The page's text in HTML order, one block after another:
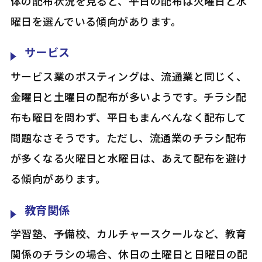
曜日を選んでいる傾向があります。
サービス
サービス業のポスティングは、流通業と同じく、
金曜日と土曜日の配布が多いようです。チラシ配
布も曜日を問わず、平日もまんべんなく配布して
問題なさそうです。ただし、流通業のチラシ配布
が多くなる火曜日と水曜日は、あえて配布を避け
る傾向があります。
教育関係
学習塾、予備校、カルチャースクールなど、教育
関係のチラシの場合、休日の土曜日と日曜日の配